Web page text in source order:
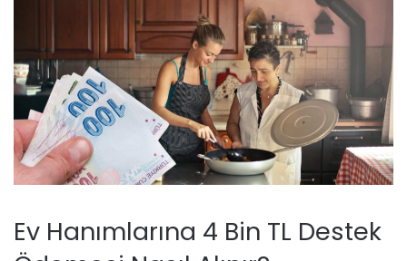
Ev Hanımlarına 4 Bin TL Destek